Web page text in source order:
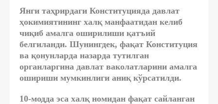
Янги таҳрирдаги Конституцияда давлат
ҳокимиятининг халқ манфаатидан келиб
чиқиб амалга оширилиши қатъий
белгиланди. Шунингдек, фақат Конституция
ва қонунларда назарда тутилган
органларгина давлат ваколатларини амалга
ошириши мумкинлиги аниқ кўрсатилди.
10-модда эса халқ номидан фақат сайланган